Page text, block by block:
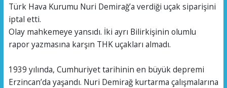
Türk Hava Kurumu Nuri Demirağ’a verdiği uçak siparişini
iptal etti.
Olay mahkemeye yansıdı. İki ayrı Bilirkişinin olumlu
rapor yazmasına karşın THK uçakları almadı.
1939 yılında, Cumhuriyet tarihinin en büyük depremi
Erzincan’da yaşandı. Nuri Demirağ kurtarma çalışmalarına